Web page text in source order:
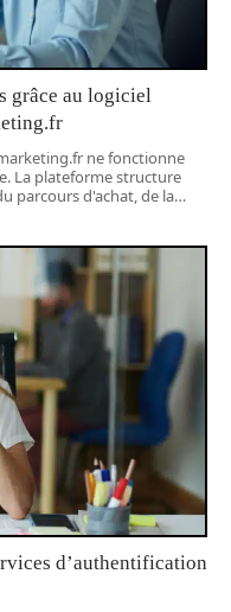
grâce au logiciel
ne fonctionne
La plateforme structure
parcours d'achat, de la…
d’authentification